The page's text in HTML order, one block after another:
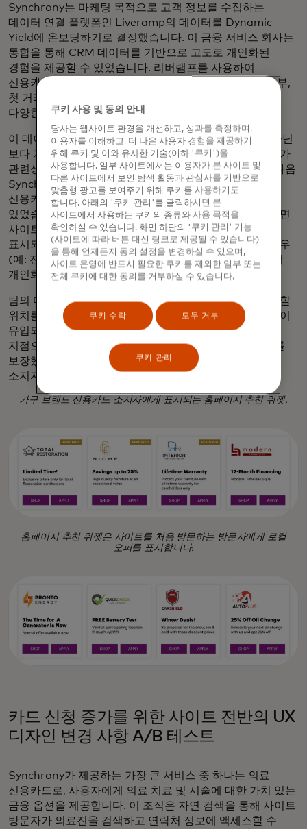
Synchrony는 마케팅 목적으로 고객 정보를 수집하는
데이터 연결 플랫폼인 Liveramp의 데이터를 Dynamic
Yield에 온보딩하기로 결정했습니다. 이 금융 서비스 회사는
통합을 통해 CRM 데이터를 기반으로 고도로 개인화된
경험을 제공할 수 있었습니다. 리버램프를 사용하여
신용카드 유형, 신용카드 보유 기간, 전자 청구서 가입 여부,
첫 거래 또는 마지막 거래, 브랜드별 카드가 속한 업종 등
다양한 기준에 따라 잠재고객을 세분화할 수 있었습니다.
이 데이터를 통해 팀은 단순하고 획일적인 접근 방식이 아닌
보다 개인화된 방식으로 첫 번째 사이트 방문자에게 다가가
관련성 있고 매력적인 경험을 제공할 수 있습니다. 그런 다음
Synchrony는 사이트 방문자가 현재 어떤 유형의
신용카드를 가지고 있는지에 따라 관련 경험을 만들 수
있었습니다. 기존 고객이 아닌 사용자가 사이트를 방문하면
사이트의 가장 인기 있는 오퍼와 지역 오퍼가
표시되었습니다. 그러나 방문자가 이미 카드 소지자인 경우
(예: 전국 가구 소매업체의 경우) 신용카드 유형에 따라 더
개인화된 제안이 표시되었습니다.
팀의 마지막 작업 항목은 사이트 내에서 방문자를 타겟팅할
위치를 결정하는 것이었습니다. 사이트 트래픽이 가장 많이
유입되는 지점이 홈페이지라는 것을 알고 추천의 시작
지점으로 홈페이지를 선택하여 사용자들의 높은 참여도를
보장했습니다. 이 타겟팅 전략은 성공적이었으며, 카드
소지자의 클릭률이 12%(% ) 증가했습니다.
가구 브랜드 신용카드 소지자에게 표시되는 홈페이지 추천 위젯.
홈페이지 추천 위젯은 사이트를 처음 방문하는 방문자에게 로컬
오퍼를 표시합니다.
카드 신청 증가를 위한 사이트 전반의 UX
디자인 변경 사항 A/B 테스트
Synchrony가 제공하는 가장 큰 서비스 중 하나는 의료
신용카드로, 사용자에게 의료 치료 및 시술에 대한 가치 있는
금융 옵션을 제공합니다. 이 조직은 자연 검색을 통해 사이트
방문자가 의료진을 검색하고 연락처 정보에 액세스할 수
쿠키 사용 및 동의 안내
당사는 웹사이트 환경을 개선하고, 성과를 측정하며,
이용자를 이해하고, 더 나은 사용자 경험을 제공하기
위해 쿠키 및 이와 유사한 기술(이하 '쿠키')을
사용합니다. 일부 사이트에서는 이용자가 본 사이트 및
다른 사이트에서 보인 탐색 활동과 관심사를 기반으로
맞춤형 광고를 보여주기 위해 쿠키를 사용하기도
합니다. 아래의 '쿠키 관리'를 클릭하시면 본
사이트에서 사용하는 쿠키의 종류와 사용 목적을
확인하실 수 있습니다. 화면 하단의 '쿠키 관리' 기능
(사이트에 따라 버튼 대신 링크로 제공될 수 있습니다)
을 통해 언제든지 동의 설정을 변경하실 수 있으며,
사이트 운영에 반드시 필요한 쿠키를 제외한 일부 또는
전체 쿠키에 대한 동의를 거부하실 수 있습니다.
쿠키 수락 모두 거부
쿠키 관리